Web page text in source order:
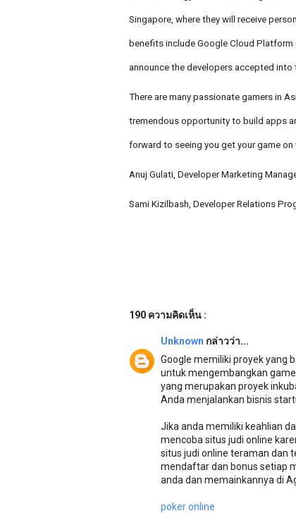
Singapore, where they will receive
benefits include Google Cloud Platform
announce the developers accepted into
There are many passionate gamers in
tremendous opportunity to build apps
forward to seeing you get your game on
Anuj Gulati, Developer Marketing
Sami Kizilbash, Developer Relations
190 ความคิดเห็น :
Unknown กล่าวว่า...
Google memiliki proyek yang
untuk mengembangkan
yang merupakan proyek
Anda menjalankan bisnis
Jika anda memiliki keahlian
mencoba situs judi online
situs judi online teraman dan
mendaftar dan bonus setiap
anda dan memainkannya di
poker online